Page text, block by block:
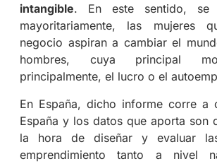
intangible. En este sentido, se
mayoritariamente, las mujeres
negocio aspiran a cambiar el
hombres, cuya principal
principalmente, el lucro o el
En España, dicho informe corre a
España y los datos que aporta son
la hora de diseñar y evaluar
emprendimiento tanto a nivel